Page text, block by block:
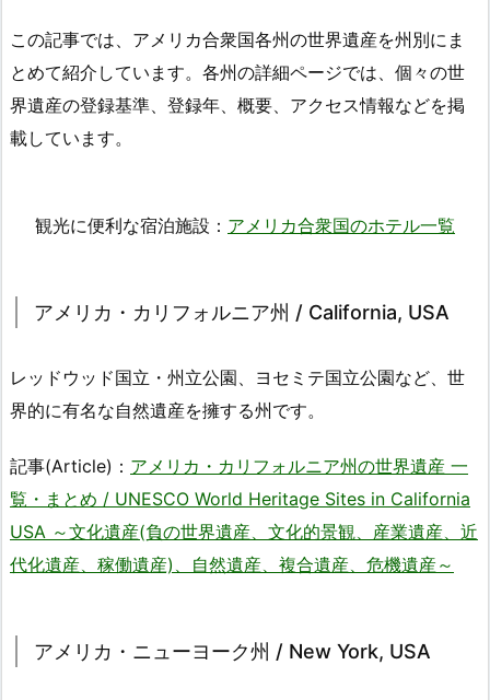
この記事では、アメリカ合衆国各州の世界遺産を州別にま
とめて紹介しています。各州の詳細ページでは、個々の世
界遺産の登録基準、登録年、概要、アクセス情報などを掲
載しています。
観光に便利な宿泊施設： アメリカ合衆国のホテル一覧
アメリカ・カリフォルニア州 / California, USA
レッドウッド国立・州立公園、ヨセミテ国立公園など、世
界的に有名な自然遺産を擁する州です。
記事(Article)： アメリカ・カリフォルニア州の世界遺産 一
覧・まとめ / UNESCO World Heritage Sites in California
USA ～文化遺産(負の世界遺産、文化的景観、産業遺産、近
代化遺産、稼働遺産)、自然遺産、複合遺産、危機遺産～
アメリカ・ニューヨーク州 / New York, USA